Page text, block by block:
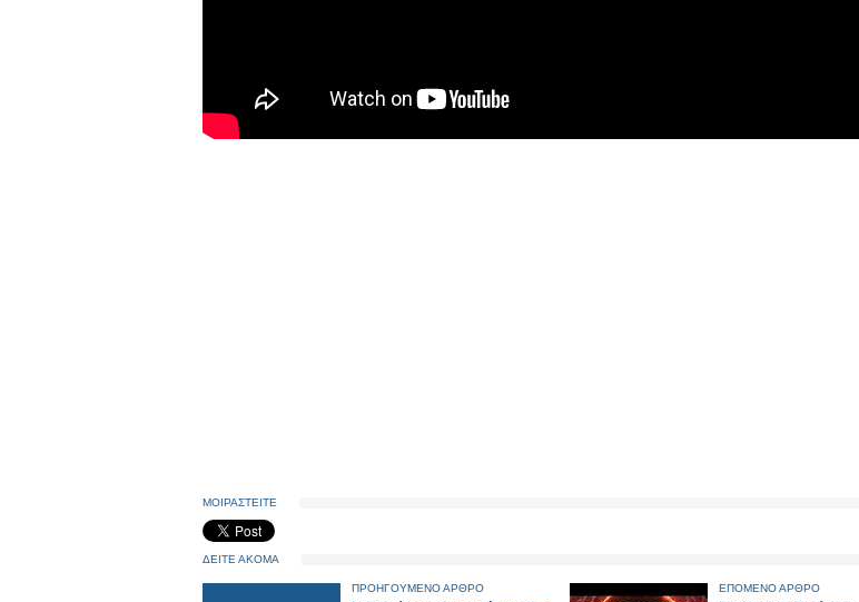
ΜΟΙΡΑΣΤΕΙΤΕ
ΔΕΙΤΕ ΑΚΟΜΑ
ΠΡΟΗΓΟΥΜΕΝΟ ΑΡΘΡΟ ΕΠΟΜΕΝΟ ΑΡΘΡΟ